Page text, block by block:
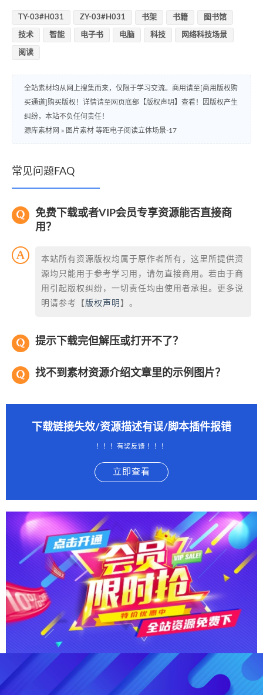
TY-03#H031 ZY-03#H031 书架 书籍 图书馆
技术 智能 电子书 电脑 科技 网络科技场景
阅读
全站素材均从网上搜集而来，仅限于学习交流。商用请至[商用版权购
买通道]购买版权！详情请至网页底部【版权声明】查看！因版权产生
纠纷，本站不负任何责任！
源库素材网 » 图片素材 等距电子阅读立体场景-17
常见问题FAQ
免费下载或者VIP会员专享资源能否直接商
用？
本站所有资源版权均属于原作者所有，这里所提供资
源均只能用于参考学习用，请勿直接商用。若由于商
用引起版权纠纷，一切责任均由使用者承担。更多说
明请参考【 版权声明 】。
提示下载完但解压或打开不了？
找不到素材资源介绍文章里的示例图片？
下载链接失效/资源描述有误/脚本插件报错
！！！有奖反馈 ！！！
立即查看